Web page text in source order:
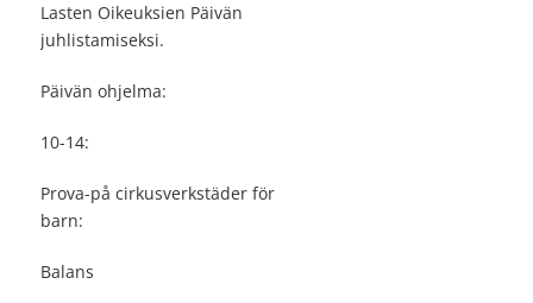
Lasten Oikeuksien Päivän
juhlistamiseksi.
Päivän ohjelma:
10-14:
Prova-på cirkusverkstäder för
barn:
Balans